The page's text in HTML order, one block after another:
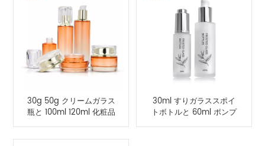
30g 50g クリームガラス
瓶と 100ml 120ml 化粧品
ガラス瓶セットを供給し
30ml すりガラススポイ
トボトルと 60ml ポンプ
スプレーガラスボトル